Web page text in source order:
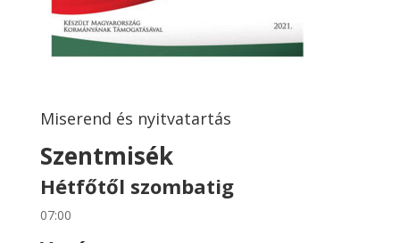
Miserend és nyitvatartás
Szentmisék
Hétfőtől szombatig
07:00